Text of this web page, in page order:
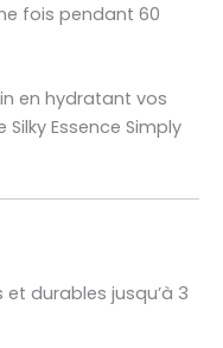
fois pendant 60
en hydratant vos
Essence Simply
durables jusqu’à 3